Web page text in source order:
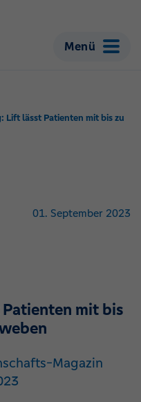
Menü
Lift lässt Patienten mit bis zu
01. September 2023
mit bis
Magazin